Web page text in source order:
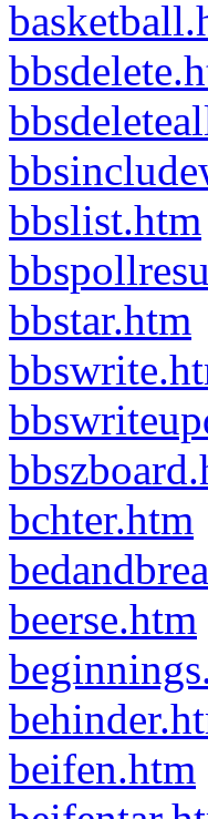
bbslist.htm
bbstar.htm
bchter.htm
beerse.htm
beifen.htm